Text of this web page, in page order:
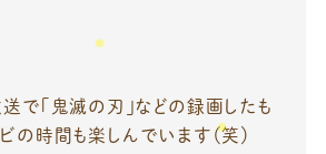
で「鬼滅の刃」などの録画したも
の時間も楽しんでいます（笑）